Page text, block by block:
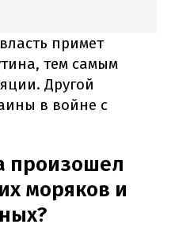
примет
тем самым
Другой
в войне с
произошел
моряков и